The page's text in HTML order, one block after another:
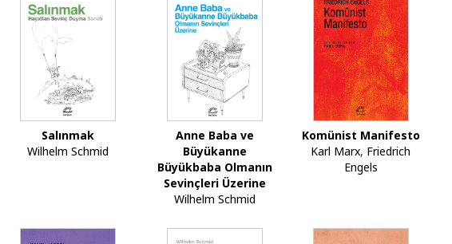
Salınmak
Wilhelm Schmid
Anne Baba ve
Büyükanne
Büyükbaba Olmanın
Sevinçleri Üzerine
Wilhelm Schmid
Komünist Manifesto
Karl Marx, Friedrich
Engels